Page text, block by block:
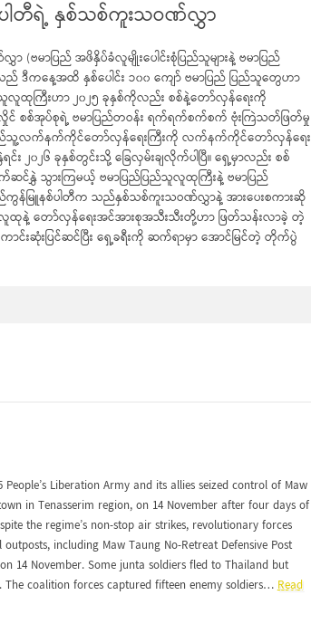
ပါတီရဲ့ နှစ်သစ်ကူးသဝဏ်လွှာ
မာပြည် အဖိနှိပ်ခံလူမျိုးပေါင်းစုံပြည်သူများနဲ့ ဗမာပြည်
ကနေ့အထိ နှစ်ပေါင်း ၁၀၀ ကျော် ဗမာပြည် ပြည်သူတွေဟာ
လူထုကြီးဟာ ၂၀၂၅ ခုနှစ်ကိုလည်း စစ်နဲ့တော်လှန်ရေးကို
ာင်လှိုင် စစ်အုပ်စုရဲ့ ဗမာပြည်တဝန်း ရက်ရက်စက်စက် ဗုံးကြဲသတ်ဖြတ်မှု
ည်သူ့လက်နက်ကိုင်တော်လှန်ရေးကြီးကို လက်နက်ကိုင်တော်လှန်ရေး
၂၆ ခုနှစ်တွင်းသို့ ခြေလှမ်းချလိုက်ပါပြီ။ ရှေ့မှာလည်း စစ်
ားကြမယ့် ဗမာပြည်ပြည်သူလူထုကြီးနဲ့ ဗမာပြည်
မြူနစ်ပါတီက သည်နှစ်သစ်ကူးသဝဏ်လွှာနဲ့ အားပေးစကားဆို
ထုနဲ့ တော်လှန်ရေးအင်အားစုအသီးသီးတို့ဟာ ဖြတ်သန်းလာခဲ့ တဲ့
ဆုံးပြင်ဆင်ပြီး ရှေ့ခရီးကို ဆက်ရာမှာ အောင်မြင်တဲ့ တိုက်ပွဲ
People’s Liberation Army and its allies seized control of Maw
in Tenasserim region, on 14 November after four days of
the regime’s non-stop air strikes, revolutionary forces
including Maw Taung No-Retreat Defensive Post
14 November. Some junta soldiers fled to Thailand but
The coalition forces captured fifteen enemy soldiers…Read